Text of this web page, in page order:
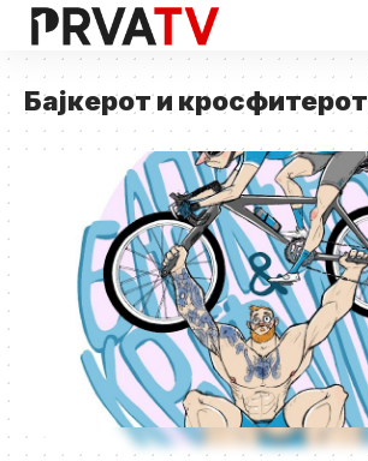
Бајкерот и кросфитерот